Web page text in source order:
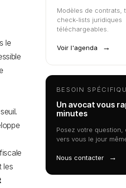
le
les
Modèles de contrats,
check-lists juridiques
téléchargeables.
Voir l'agenda →
BESOIN
Un avocat vous
minutes
Posez votre question,
vers vous le jour
Nous contacter →